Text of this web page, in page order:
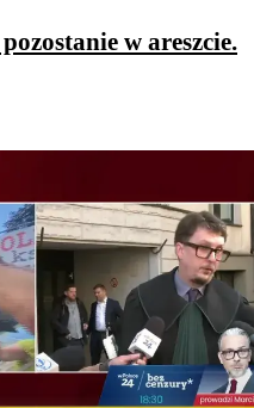
w areszcie.